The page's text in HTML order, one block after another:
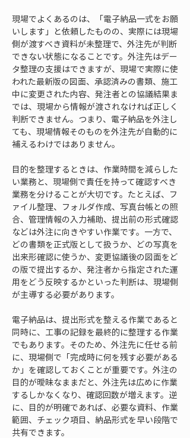
現場でよくあるのは、「電子納品一式をお願
いします」と依頼したものの、実際には現場
側が渡すべき資料が未整理で、外注先が判断
できない状態になることです。外注先はデー
タ整理の支援はできますが、現場で実際に使
われた最新版の図面、承認済みの書類、施工
中に変更された内容、発注者との協議結果ま
では、現場から情報が渡されなければ正しく
判断できません。つまり、電子納品を外注し
ても、現場情報そのものを外注先が自動的に
補えるわけではありません。
目的を整理するときは、作業時間を減らした
い業務と、現場側で責任を持って確認すべき
業務を分けることが大切です。たとえば、フ
ァイル整理、フォルダ作成、写真台帳との照
合、管理情報の入力補助、提出前の形式確認
などは外注に向きやすい作業です。一方で、
どの書類を正式版として扱うか、どの写真を
出来形確認に使うか、変更協議後の図面をど
の版で提出するか、発注者から指定された運
用をどう反映するかといった判断は、現場側
が主導する必要があります。
電子納品は、提出形式を整える作業であると
同時に、工事の記録を最終的に整理する作業
でもあります。そのため、外注先に任せる前
に、現場側で「完成時に何を残す必要がある
か」を確認しておくことが重要です。外注の
目的が曖昧なままだと、外注先は広めに作業
するしかなくなり、確認回数が増えます。逆
に、目的が明確であれば、必要な資料、作業
範囲、チェック項目、納品形式を早い段階で
共有できます。